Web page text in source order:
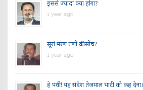
इससे ज्यादा क्या होगा?
1 year ago
सूरां मरण तणो की सोच?
1 year ago
हे पंथी! यह संदेश तेजमाल भाटी को कह देना।